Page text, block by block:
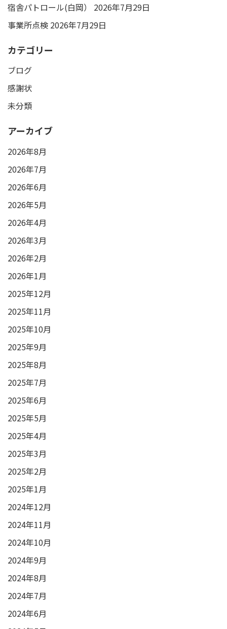
宿舎パトロール(白岡）
2026年7月29日
事業所点検 2026年7月29日
カテゴリー
ブログ
感謝状
未分類
アーカイブ
2026年8月
2026年7月
2026年6月
2026年5月
2026年4月
2026年3月
2026年2月
2026年1月
2025年12月
2025年11月
2025年10月
2025年9月
2025年8月
2025年7月
2025年6月
2025年5月
2025年4月
2025年3月
2025年2月
2025年1月
2024年12月
2024年11月
2024年10月
2024年9月
2024年8月
2024年7月
2024年6月